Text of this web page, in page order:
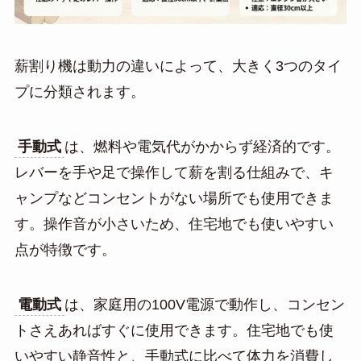
薪割り機は動力の違いによって、大きく3つのタイ
プに分類されます。
手動式 は、燃料や電気代がかからず経済的です。
レバーを手や足で操作して薪を割る仕組みで、キ
ャンプなどコンセントがない場所でも使用できま
す。操作音が小さいため、住宅地でも使いやすい
点が特徴です。
電動式 は、家庭用の100V電源で動作し、コンセン
トさえあればすぐに使用できます。住宅地でも使
いやすい静音性と、手動式に比べて体力を消費し